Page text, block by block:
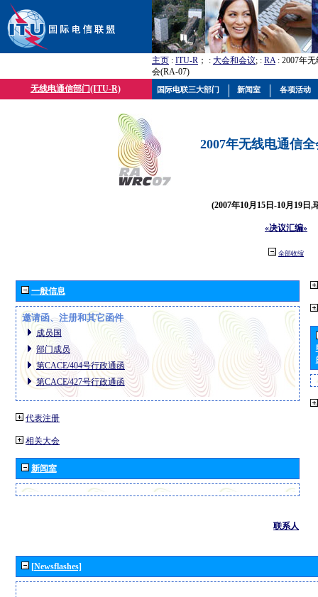
主页 : ITU-R ； : 大会和会议; : RA: 2007年
会(RA-07)
无线电通信部门(ITU-R)
2007年无线电通信
(2007年10月15日-10月19日,
«决议汇编»
全部收缩
一般信息
邀请函、注册和其它函件
成员国
部门成员
第CACE/404号行政通函
第CACE/427号行政通函
代表注册
相关大会
新闻室
联系人
[Newsflashes]
国际电联三大部门 新闻室 各项活动